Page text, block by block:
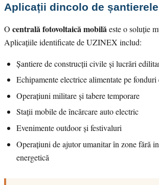
Aplicații dincolo de
O centrală fotovoltaică mobilăeste o soluție
Aplicațiile identificate de UZINEX includ:
Șantiere de construcții civile și lucrări
Echipamente electrice alimentate pe
Operațiuni militare și tabere temporare
Stații mobile de încărcare auto electric
Evenimente outdoor și festivaluri
Operațiuni de ajutor umanitar în zone fără
energetică